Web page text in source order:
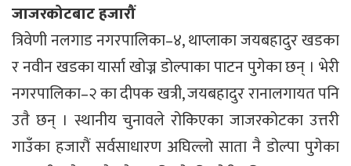
जाजरकोटबाट हजारौं
त्रिवेणी नलगाड नगरपालिका–४, थाप्लाका जयबहादुर खडका
र नवीन खडका यार्सा खोज्न डोल्पाका पाटन पुगेका छन् । भेरी
नगरपालिका–२ का दीपक खत्री, जयबहादुर रानालगायत पनि
उतै छन् । स्थानीय चुनावले रोकिएका जाजरकोटका उत्तरी
गाउँका हजारौं सर्वसाधारण अघिल्लो साता नै डोल्पा पुगेका